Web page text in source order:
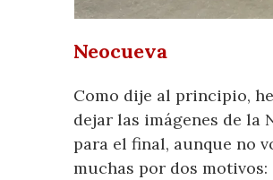
Neocueva
Como dije al principio,
dejar las imágenes de la
para el final, aunque no
muchas por dos motivos: